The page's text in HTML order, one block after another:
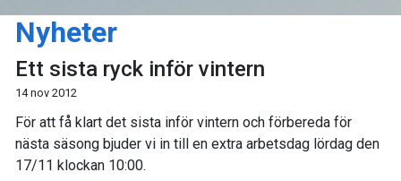
Nyheter
Ett sista ryck inför vintern
14 nov 2012
För att få klart det sista inför vintern och förbereda för
nästa säsong bjuder vi in till en extra arbetsdag lördag den
17/11 klockan 10:00.